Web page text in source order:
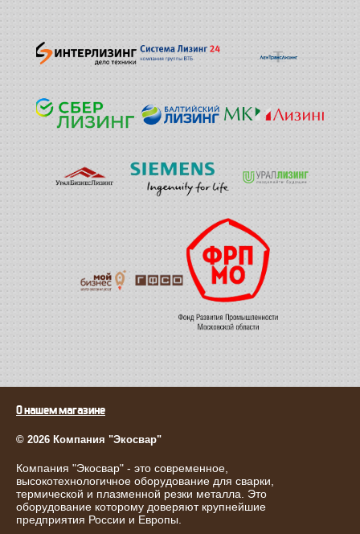
О нашем магазине
© 2026 Компания "Экосвар"
Компания "Экосвар" - это современное,
высокотехнологичное оборудование для сварки,
термической и плазменной резки металла. Это
оборудование которому доверяют крупнейшие
предприятия России и Европы.